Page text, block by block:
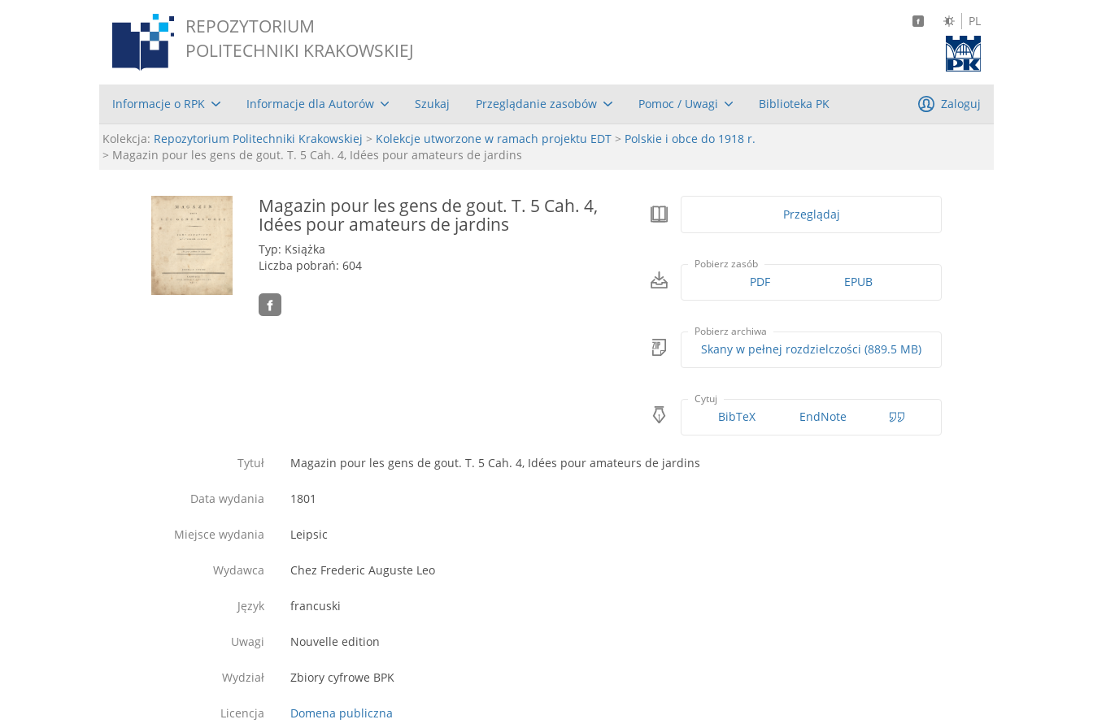
REPOZYTORIUM
POLITECHNIKI KRAKOWSKIEJ
PL
Informacje o RPK Informacje dla Autorów Szukaj Przeglądanie zasobów Pomoc / Uwagi Biblioteka PK Zaloguj
Kolekcja: Repozytorium Politechniki Krakowskiej > Kolekcje utworzone w ramach projektu EDT > Polskie i obce do 1918 r.
> Magazin pour les gens de gout. T. 5 Cah. 4, Idées pour amateurs de jardins
Magazin pour les gens de gout. T. 5 Cah. 4,
Idées pour amateurs de jardins
Typ: Książka
Liczba pobrań: 604
Przeglądaj
Pobierz zasób
PDF EPUB
Pobierz archiwa
Skany w pełnej rozdzielczości (889.5 MB)
Cytuj
BibTeX EndNote
Tytuł Magazin pour les gens de gout. T. 5 Cah. 4, Idées pour amateurs de jardins
Data wydania 1801
Miejsce wydania Leipsic
Wydawca Chez Frederic Auguste Leo
Język francuski
Uwagi Nouvelle edition
Wydział Zbiory cyfrowe BPK
Licencja Domena publiczna